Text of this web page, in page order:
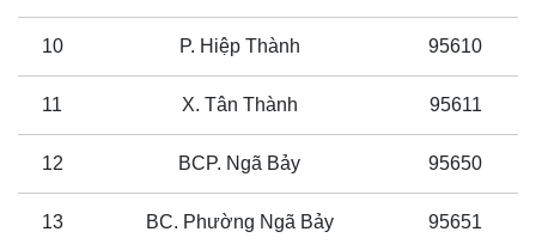
10 P. Hiệp Thành 95610
11 X. Tân Thành 95611
12 BCP. Ngã Bảy 95650
13 BC. Phường Ngã Bảy 95651